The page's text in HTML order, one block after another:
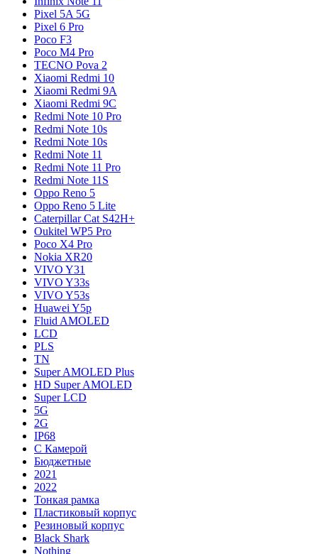
Pixel 5A 5G
Pixel 6 Pro
Poco F3
Poco M4 Pro
TECNO Pova 2
Xiaomi Redmi 10
Xiaomi Redmi 9A
Xiaomi Redmi 9C
Redmi Note 10 Pro
Redmi Note 10s
Redmi Note 10s
Redmi Note 11
Redmi Note 11 Pro
Redmi Note 11S
Oppo Reno 5
Oppo Reno 5 Lite
Caterpillar Cat S42H+
Oukitel WP5 Pro
Poco X4 Pro
Nokia XR20
VIVO Y31
VIVO Y33s
VIVO Y53s
Huawei Y5p
Fluid AMOLED
LCD
PLS
TN
Super AMOLED Plus
HD Super AMOLED
Super LCD
5G
2G
IP68
С Камерой
Бюджетные
2021
2022
Тонкая рамка
Пластиковый корпус
Резиновый корпус
Black Shark
Nothing